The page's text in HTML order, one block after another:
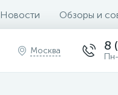
Новости Обзоры и
Москва 8